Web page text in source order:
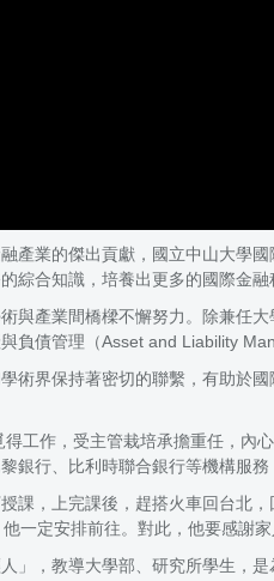
產業的傑出貢獻，國立中山大
合知識，培養出更多的國際金
與產業間橋樑不懈努力。除兼
債管理（Asset and Liability
術界保持著密切的聯繫，有助
工作，受主管栽培承擔重任，
行、比利時聯合銀行等機構服
課，上完課後，趕搭火車回台
一定安排前往。對此，他要感謝家
」，教導大學部、研究所學生